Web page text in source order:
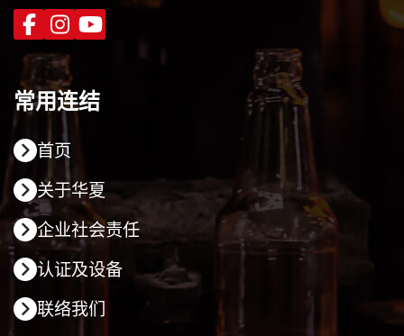
常用连结
首页
关于华夏
企业社会责任
认证及设备
联络我们